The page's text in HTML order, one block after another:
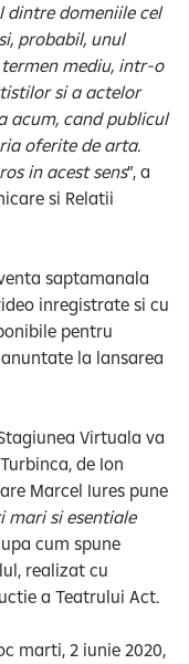
dintre domeniile cel
probabil, unul
mediu, intr-o
si a actelor
acum, cand publicul
oferite de arta.
in acest sens”, a
si Relatii
saptamanala
inregistrate si cu
pentru
la lansarea
Virtuala va
de Ion
Marcel Iures pune
mari si esentiale
cum spune
realizat cu
a Teatrului Act.
marti, 2 iunie 2020,